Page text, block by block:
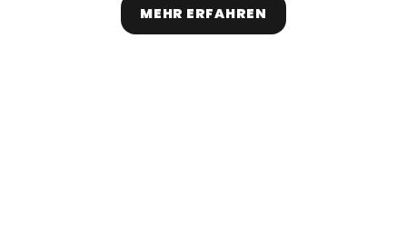
schließlich Fehmarn.
MEHR ERFAHREN